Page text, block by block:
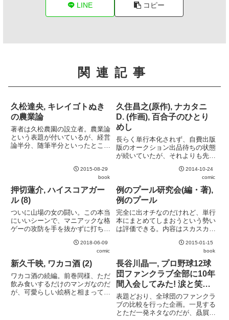
LINE コピー
関連記事
久松達央, キレイゴトぬき
の農業論
著者は久松農園の設立者。農業論
という表題が付いているが、経営
論半分、随筆半分といったとこ
2015-08-29
book
久住昌之(原作), ナカタニ
D. (作画), 百合子のひとり
めし
長らく単行本化されず、自費出版
版のオークション出品待ちの状態
が続いていたが、それよりも先に
昌之ブームのおかげか。おそらく
単行本化されなかった理由の一つ
が分量不足。7話で打ち切りとな
ってしまっていたため、単行本
化...
2014-10-24
comic
押切蓮介, ハイスコアガー
ル (8)
ついに山場の女の闘い。この本当
にいいシーンで、マニアックな格
ゲーの攻防を手を抜かずに打ち込
2018-06-09
comic
例のプール研究会(編・著),
例のプール
完全に出オチなのだけれど、単行
本にまとめてしまおうという勢い
は評価できる。内容はスカスカで
2015-01-15
book
新久千映, ワカコ酒 (2)
ワカコ酒の続編。前巻同様、ただ
飲み食いするだけのマンガなのだ
が、可愛らしい絵柄と相まってな
長谷川晶一, プロ野球12球
団ファンクラブ全部に10年
間入会してみた! 涙と笑い
の球界興亡クロニクル
表題どおり、全球団のファンクラ
ブの比較を行った企画。一見する
とただ一発ネタなのだが、贔屓球